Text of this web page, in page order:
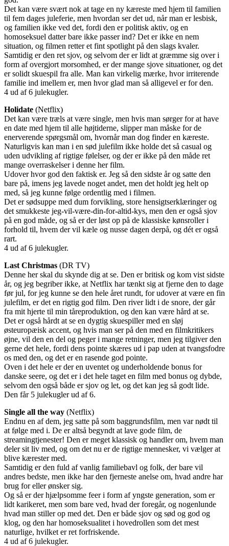
Det kan være svært nok at tage en ny kæreste med hjem til familien
til fem dages juleferie, men hvordan ser det ud, når man er lesbisk,
og familien ikke ved det, fordi den er politisk aktiv, og en
homoseksuel datter bare ikke passer ind? Det er ikke en nem
situation, og filmen retter et fint spotlight på den slags kvaler.
Samtidig er den ret sjov, og selvom der er lidt at græmme sig over i
form af overgjort morsomhed, er der mange sjove situationer, og det
er solidt skuespil fra alle. Man kan virkelig mærke, hvor irriterende
familie ind imellem er, men hvor glad man så alligevel er for den.
4 ud af 6 julekugler.
Holidate (Netflix)
Det kan være træls at være single, men hvis man sørger for at have
en date med hjem til alle højtiderne, slipper man måske for de
enerverende spørgsmål om, hvornår man dog finder en kæreste.
Naturligvis kan man i en sød julefilm ikke holde det så casual og
uden udvikling af rigtige følelser, og der er ikke på den måde ret
mange overraskelser i denne her film.
Udover hvor god den faktisk er. Jeg så den sidste år og satte den
bare på, imens jeg lavede noget andet, men det holdt jeg helt op
med, så jeg kunne følge ordentlig med i filmen.
Det er sødsuppe med dum forvikling, store hensigtserklæringer og
det smukkeste jeg-vil-være-din-for-altid-kys, men den er også sjov
på en god måde, og så er der løst op på de klassiske kønsroller i
forhold til, hvem der vil kæle og nusse dagen derpå, og dét er også
rart.
4 ud af 6 julekugler.
Last Christmas (DR TV)
Denne her skal du skynde dig at se. Den er britisk og kom vist sidste
år, og jeg begriber ikke, at Netflix har tænkt sig at fjerne den to dage
før jul, for jeg kunne se den hele året rundt, for udover at være en fin
julefilm, er det en rigtig god film. Den river lidt i de snore, der går
fra mit hjerte til min tåreproduktion, og den kan være hård at se.
Det er også hårdt at se en dygtig skuespiller med en sløj
østeuropæisk accent, og hvis man ser på den med en filmkritikers
øjne, vil den en del og peger i mange retninger, men jeg tilgiver den
gerne det hele, fordi dens pointe skæres ud i pap uden at tvangsfodre
os med den, og det er en rasende god pointe.
Oven i det hele er der en uventet og underholdende bonus for
danske seere, og det er i det hele taget en film med bonus og dybde,
selvom den også både er sjov og let, og det kan jeg så godt lide.
Den får 5 julekugler ud af 6.
Single all the way (Netflix)
Endnu en af dem, jeg satte på som baggrundsfilm, men var nødt til
at følge med i. De er altså begyndt at lave gode film, de
streamingtjenester! Den er meget klassisk og handler om, hvem man
deler sit liv med, og om det nu er de rigtige mennesker, vi vælger at
blive kærester med.
Samtidig er den fuld af vanlig familiebavl og folk, der bare vil
andres bedste, men ikke har den fjerneste anelse om, hvad andre har
brug for eller ønsker sig.
Og så er der hjælpsomme feer i form af yngste generation, som er
lidt karikeret, men som bare ved, hvad der foregår, og nogenlunde
hvad man stiller op med det. Den er både sjov og sød og god og
klog, og den har homoseksualitet i hovedrollen som det mest
naturlige, hvilket er ret forfriskende.
4 ud af 6 julekugler.